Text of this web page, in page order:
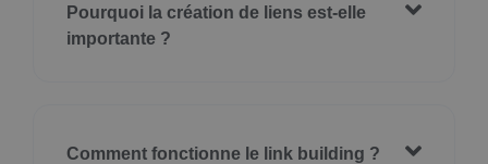
Pourquoi la création de liens est-elle
importante ?
Comment fonctionne le link building ?